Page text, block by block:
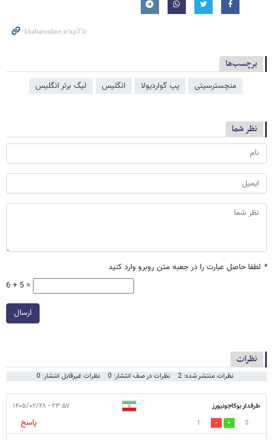
برچسب‌ها
منچسترسیتی پپ گواردیولا انگلیس لیگ برتر انگلیس
نظر شما
* لطفا حاصل عبارت را در جعبه متن روبرو وارد کنید
6 + 5 =
ارسال
نظرات
نظرات منتشر شده: 2 نظرات در صف انتشار: 0 نظرات غیرقابل انتشار: 0
طرفدار بوکاجونیورز ۲۳:۵۷ - ۱۴۰۵/۰۲/۲۸
0
1
پاسخ